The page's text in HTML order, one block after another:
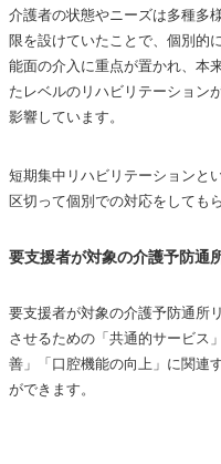
介護者の状態やニーズは多種多
限を設けていたことで、個別的
能面の介入に重点が置かれ、本
たレベルのリハビリテーション
影響しています。
短期集中リハビリテーションと
区切って個別での対応をしても
要支援者が対象の介護予防通
要支援者が対象の介護予防通所
させるための「共通的サービス
善」「口腔機能の向上」に関連
ができます。